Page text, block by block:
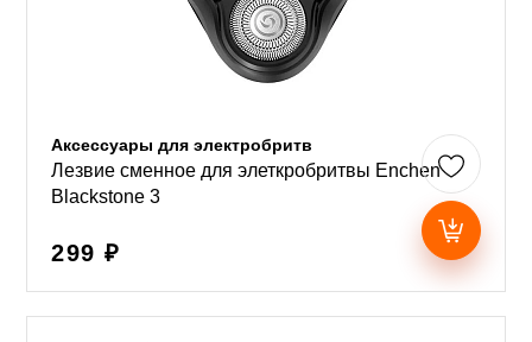
Аксессуары для электробритв
Лезвие сменное для элеткробритвы Enchen
Blackstone 3
299 ₽